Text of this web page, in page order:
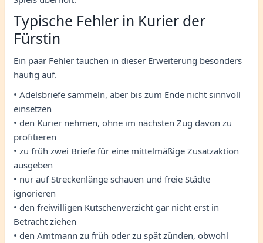
Typische Fehler in Kurier der
Fürstin
Ein paar Fehler tauchen in dieser Erweiterung besonders
häufig auf.
• Adelsbriefe sammeln, aber bis zum Ende nicht sinnvoll
einsetzen
• den Kurier nehmen, ohne im nächsten Zug davon zu
profitieren
• zu früh zwei Briefe für eine mittelmäßige Zusatzaktion
ausgeben
• nur auf Streckenlänge schauen und freie Städte
ignorieren
• den freiwilligen Kutschenverzicht gar nicht erst in
Betracht ziehen
• den Amtmann zu früh oder zu spät zünden, obwohl